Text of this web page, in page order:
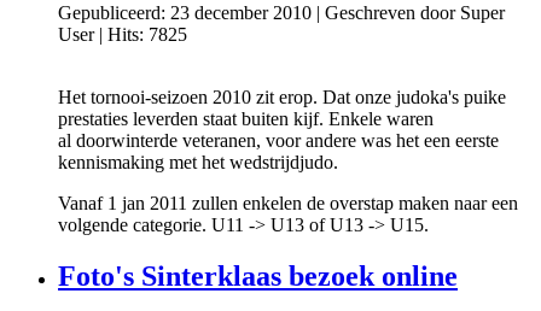
Gepubliceerd: 23 december 2010 | Geschreven door Super
User| Hits: 7825
Het tornooi-seizoen 2010 zit erop. Dat onze judoka's puike
prestaties leverden staat buiten kijf. Enkele waren
al doorwinterde veteranen, voor andere was het een eerste
kennismaking met het wedstrijdjudo.
Vanaf 1 jan 2011 zullen enkelen de overstap maken naar een
volgende categorie. U11 -> U13 of U13 -> U15.
Foto's Sinterklaas bezoek online